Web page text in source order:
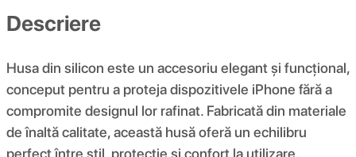
Descriere
Husa din silicon este un accesoriu elegant și funcțional,
conceput pentru a proteja dispozitivele iPhone fără a
compromite designul lor rafinat. Fabricată din materiale
de înaltă calitate, această husă oferă un echilibru
perfect între stil, protecție și confort la utilizare.